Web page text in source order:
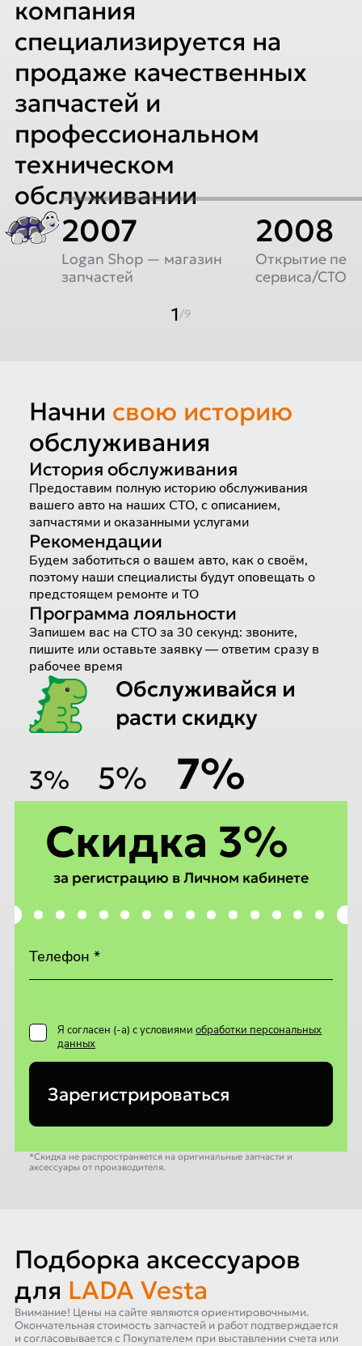
компания
специализируется на
продаже качественных
запчастей и
профессиональном
техническом
обслуживании
2007
Logan Shop — магазин
запчастей
2008
Открытие
сервиса/СТО
1/9
Начни свою историю
обслуживания
История обслуживания
Предоставим полную историю обслуживания
вашего авто на наших СТО, с описанием,
запчастями и оказанными услугами
Рекомендации
Будем заботиться о вашем авто, как о своём,
поэтому наши специалисты будут оповещать о
предстоящем ремонте и ТО
Программа лояльности
Запишем вас на СТО за 30 секунд: звоните,
пишите или оставьте заявку — ответим сразу в
рабочее время
Обслуживайся и
расти скидку
3% 5%
7%
Скидка 3%
за регистрацию в Личном кабинете
Телефон *
Я согласен (-а) с условиямиобработки персональных
данных
Зарегистрироваться
*Скидка не распространяется на оригинальные запчасти и
аксессуары от производителя.
Подборка аксессуаров
для LADA Vesta
Внимание! Цены на сайте являются ориентировочными.
Окончательная стоимость запчастей и работ подтверждается
и согласовывается с Покупателем при выставлении счета или